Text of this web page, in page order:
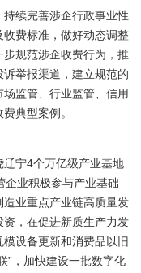
持续完善涉企行政事业性
费标准，做好动态调整
规范涉企收费行为，推
举报渠道，建立规范的
监管、行业监管、信用
典型案例。
辽宁4个万亿级产业基地
企业积极参与产业基础
业重点产业链高质量发
，在促进新质生产力发
设备更新和消费品以旧
”，加快建设一批数字化